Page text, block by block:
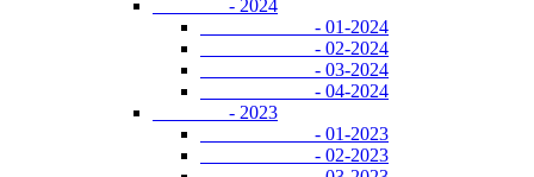
- 2024
- 01-2024
- 02-2024
- 03-2024
- 04-2024
- 2023
- 01-2023
- 02-2023